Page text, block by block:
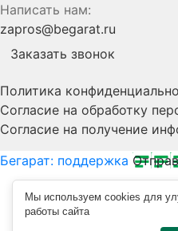
Мы используем cookies для
работы сайта
Написать нам:
zapros@begarat.ru
Заказать звонок
Политика
Согласие на обработку
Согласие на получение
Бегарат: поддержка